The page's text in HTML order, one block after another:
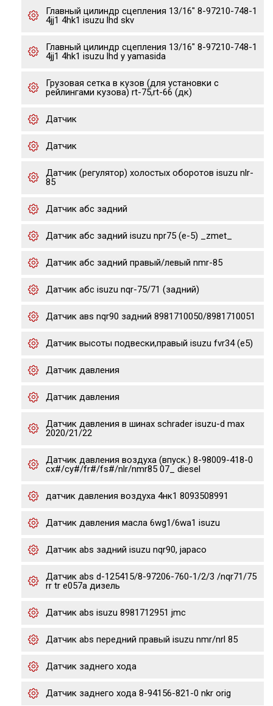
Главный цилиндр сцепления 13/16" 8-97210-748-1
4jj1 4hk1 isuzu lhd skv
Главный цилиндр сцепления 13/16" 8-97210-748-1
4jj1 4hk1 isuzu lhd y yamasida
Грузовая сетка в кузов (для установки с
рейлингами кузова) rt-75,rt-66 (дк)
Датчик
Датчик
Датчик (регулятор) холостых оборотов isuzu nlr-
85
Датчик абс задний
Датчик абс задний isuzu npr75 (е-5) _zmet_
Датчик абс задний правый/левый nmr-85
Датчик абс isuzu nqr-75/71 (задний)
Датчик авs nqr90 задний 8981710050/8981710051
Датчик высоты подвески,правый isuzu fvr34 (e5)
Датчик давления
Датчик давления
Датчик давления в шинах schrader isuzu-d max
2020/21/22
Датчик давления воздуха (впуск.) 8-98009-418-0
cx#/cy#/fr#/fs#/nlr/nmr85 07_ diesel
датчик давления воздуха 4нк1 8093508991
Датчик давления масла 6wg1/6wa1 isuzu
Датчик abs задний isuzu nqr90, japaco
Датчик abs d-125415/8-97206-760-1/2/3 /nqr71/75
rr tr e057a дизель
Датчик abs isuzu 8981712951 jmc
Датчик abs передний правый isuzu nmr/nrl 85
Датчик заднего хода
Датчик заднего хода 8-94156-821-0 nkr orig